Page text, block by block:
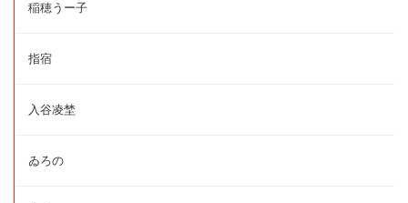
稲穂うー子
指宿
入谷凌埜
ゐろの